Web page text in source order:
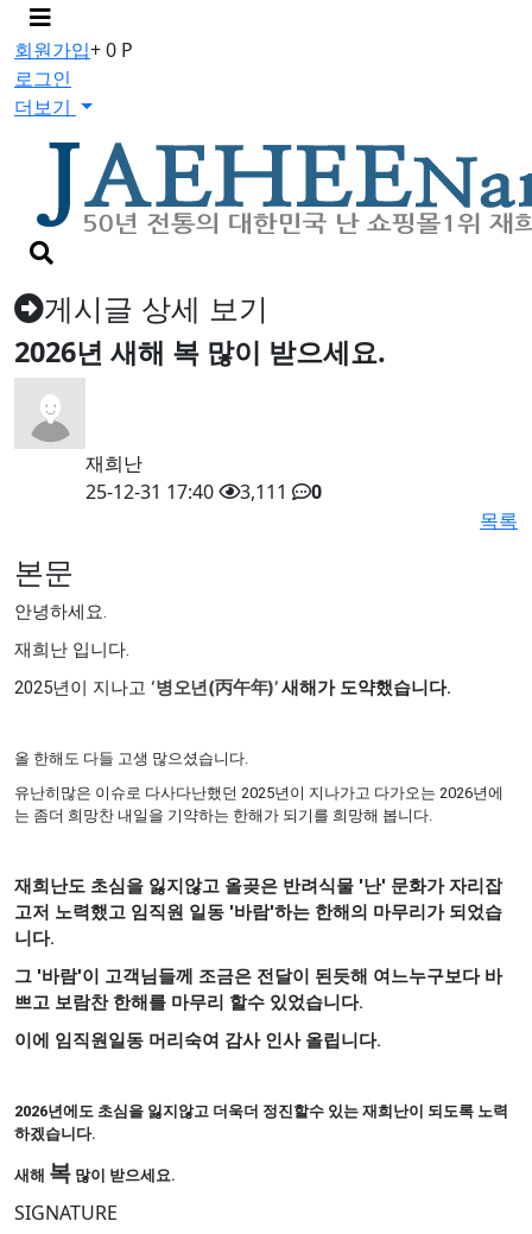
메
뉴
버
튼
회원가입+ 0 P
로그인
더보기
검
색
버
튼게시글 상세 보기
2026년 새해 복 많이 받으세요.
재희난
25-12-31 17:40
3,111
0
목록
본문
안녕하세요.
재희난 입니다.
2025년이 지나고 ‘병오년(丙午年)’새해가 도약했습니다.
올 한해도 다들 고생 많으셨습니다.
유난히많은 이슈로 다사다난했던 2025년이 지나가고 다가오는 2026년에
는 좀더 희망찬 내일을 기약하는 한해가 되기를 희망해 봅니다.
재희난도 초심을 잃지않고 올곶은 반려식물 '난' 문화가 자리잡
고저 노력했고 임직원 일동 '바람'하는 한해의 마무리가 되었습
니다.
그 '바람'이 고객님들께 조금은 전달이 된듯해 여느누구보다 바
쁘고 보람찬 한해를 마무리 할수 있었습니다.
이에 임직원일동 머리숙여 감사 인사 올립니다.
2026년에도 초심을 잃지않고 더욱더 정진할수 있는 재희난이 되도록 노력
하겠습니다.
새해 복 많이 받으세요.
SIGNATURE